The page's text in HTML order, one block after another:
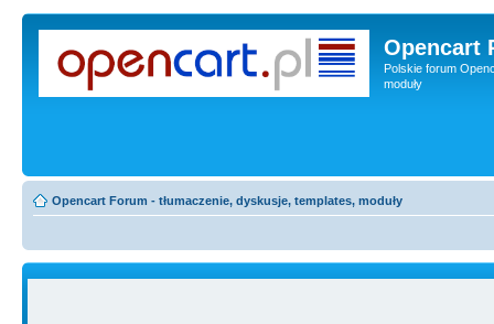
Opencart
Polskie forum
moduły
Opencart Forum - tłumaczenie, dyskusje, templates, moduły